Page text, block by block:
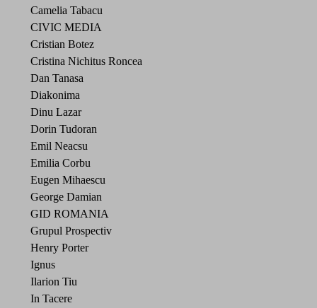
Camelia Tabacu
CIVIC MEDIA
Cristian Botez
Cristina Nichitus Roncea
Dan Tanasa
Diakonima
Dinu Lazar
Dorin Tudoran
Emil Neacsu
Emilia Corbu
Eugen Mihaescu
George Damian
GID ROMANIA
Grupul Prospectiv
Henry Porter
Ignus
Ilarion Tiu
In Tacere